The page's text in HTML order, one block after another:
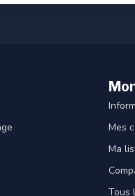
Mes
Ma
Tous